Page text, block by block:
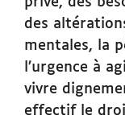
des
mentales, la
l’urgence à
vivre
effectif le